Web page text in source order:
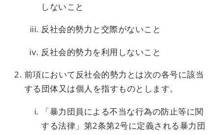
しないこと
反社会的勢力と交際がないこと
反社会的勢力を利用しないこと
前項において反社会的勢力とは次の各号に該当
する団体又は個人を指すものとします。
「暴力団員による不当な行為の防止等に関
する法律」第2条第2号に定義される暴力団